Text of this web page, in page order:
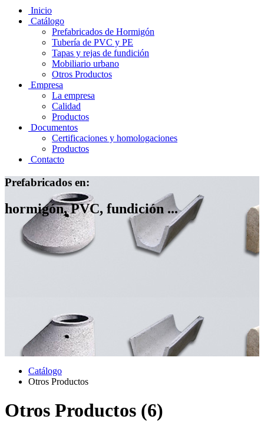
Inicio
Catálogo
Prefabricados de Hormigón
Tubería de PVC y PE
Tapas y rejas de fundición
Mobiliario urbano
Otros Productos
Empresa
La empresa
Calidad
Productos
Documentos
Certificaciones y homologaciones
Productos
Contacto
Prefabricados en:
hormigón, PVC, fundición ...
Catálogo
Otros Productos
Otros Productos (6)